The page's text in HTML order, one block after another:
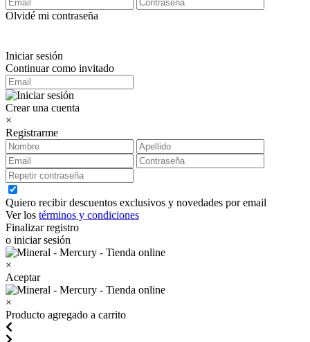
Olvidé mi contraseña
Iniciar sesión
Continuar como invitado
Crear una cuenta
×
Registrarme
Quiero recibir descuentos exclusivos y novedades por email
Ver los términos y condiciones
Finalizar registro
o iniciar sesión
×
Aceptar
×
Producto agregado a carrito